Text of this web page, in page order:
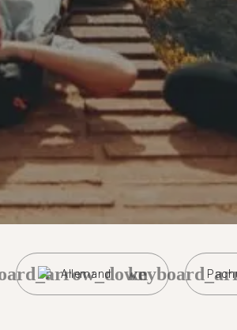
Allemand